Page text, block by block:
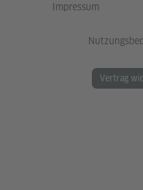
Impressum
Vertrag